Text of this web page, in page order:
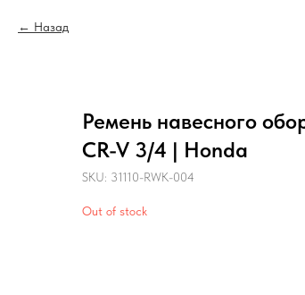
Назад
Ремень навесного
CR-V 3/4 | Honda
SKU: 31110-RWK-004
Out of stock